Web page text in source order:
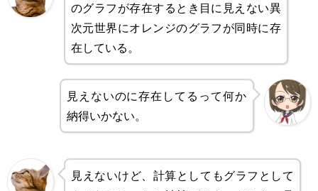
のグラフが存在するとき目に見えない異
次元世界にオレンジのグラフが同時に存
在している。
見えないのに存在してるって何か
納得いかない。
見えないけど、計算としてもグラフとして